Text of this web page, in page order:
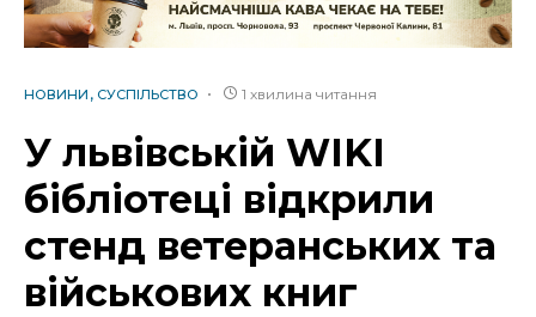
НОВИНИ СУСПІЛЬСТВО 1 хвилина читання
У львівській WIKI
бібліотеці відкрили
стенд ветеранських та
військових книг